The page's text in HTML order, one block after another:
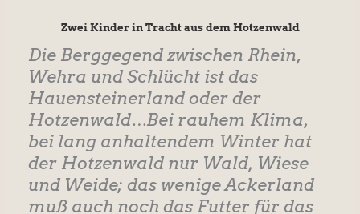
Zwei Kinder in Tracht aus dem Hotzenwald
Die Berggegend zwischen Rhein,
Wehra und Schlücht ist das
Hauensteinerland oder der
Hotzenwald…Bei rauhem Klima,
bei lang anhaltendem Winter hat
der Hotzenwald nur Wald, Wiese
und Weide; das wenige Ackerland
muß auch noch das Futter für das